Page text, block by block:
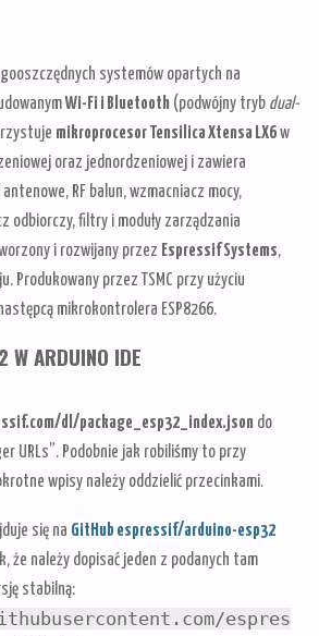
systemów opartych na
Wi-Fi i Bluetooth (podwójny tryb dual-
mikroprocesor Tensilica Xtensa LX6w
oraz jednordzeniowej i zawiera
RF balun, wzmacniacz mocy,
odbiorczy, filtry i moduły zarządzania
i rozwijany przez Espressif Systems,
Produkowany przez TSMC przy użyciu
mikrokontrolera ESP8266.
W ARDUINO IDE
dl/package_esp32_index.json do
URLs”. Podobnie jak robiliśmy to przy
wpisy należy oddzielić przecinkami.
się na GitHub espressif/arduino-esp32
że należy dopisać jeden z podanych tam
stabilną:
espres